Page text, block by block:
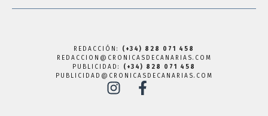
REDACCIÓN: (+34) 828 071 458
REDACCION@CRONICASDECANARIAS.COM
PUBLICIDAD: (+34) 828 071 458
PUBLICIDAD@CRONICASDECANARIAS.COM